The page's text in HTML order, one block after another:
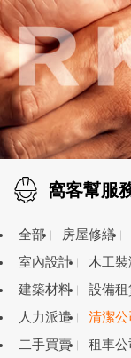
窩客幫服
全部 房屋修繕
室內設計
木工裝
建築材料
設備租
人力派遣
清潔公
二手買賣
租車公